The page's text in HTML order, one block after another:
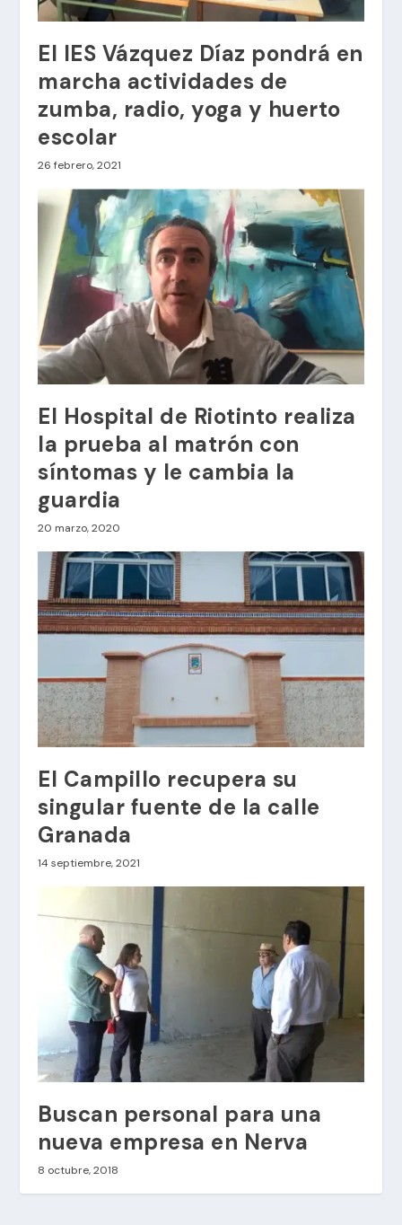
El IES Vázquez Díaz pondrá en
marcha actividades de
zumba, radio, yoga y huerto
escolar
26 febrero, 2021
El Hospital de Riotinto realiza
la prueba al matrón con
síntomas y le cambia la
guardia
20 marzo, 2020
El Campillo recupera su
singular fuente de la calle
Granada
14 septiembre, 2021
Buscan personal para una
nueva empresa en Nerva
8 octubre, 2018